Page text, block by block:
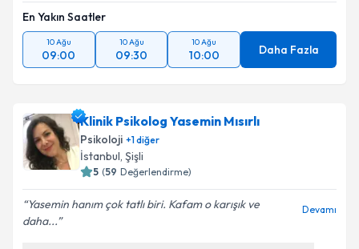
En Yakın Saatler
10 Ağu
09:00
10 Ağu
09:30
10 Ağu
10:00 Daha Fazla
Klinik Psikolog Yasemin Mısırlı
Psikoloji +1diğer
İstanbul, Şişli
5 (59 Değerlendirme)
Yasemin hanım çok tatlı biri. Kafam o karışık ve
daha...
Devamı